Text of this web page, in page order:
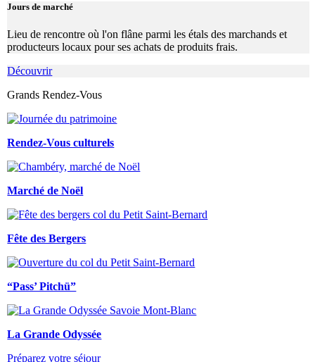
Jours de marché
Lieu de rencontre où l'on flâne parmi les étals des marchands et
producteurs locaux pour ses achats de produits frais.
Découvrir
Grands Rendez-Vous
Rendez-Vous culturels
Marché de Noël
Fête des Bergers
“Pass’ Pitchü”
La Grande Odyssée
Préparez votre séjour